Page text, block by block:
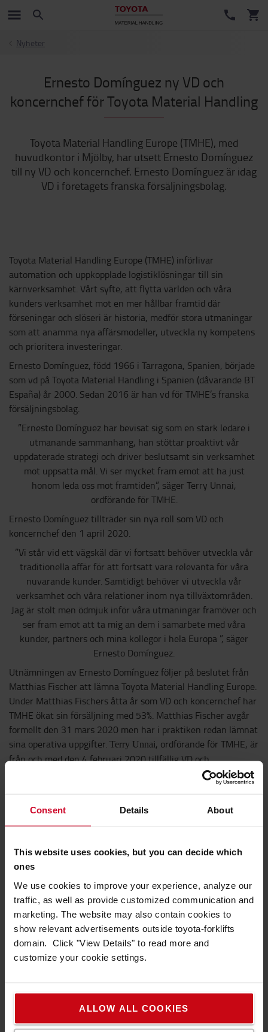
Consent Details About
This website uses cookies, but you can decide which
ones
We use cookies to improve your experience, analyze our
traffic, as well as provide customized communication and
marketing. The website may also contain cookies to
show relevant advertisements outside toyota-forklifts
domain. Click "View Details" to read more and
customize your cookie settings.
ALLOW ALL COOKIES
Nyheter
Ernesto Domínguez ny VD och
koncernchef för Toyota Material Handling
Toyota Material Handling Europe (TMHE), med
huvudkontor i Mjölby, har utsett Ernesto Domínguez
till ny VD och koncernchef. Ernesto Domínguez är idag
VD i företagets franska försäljningsbolag.
Toyota Material Handling Europe (TMHE) införlivar
automation och uppkopplade logistiklösningar till sin
kärnverksamhet. Vårt syfte, att flytta världen och våra
kunders verksamhet mot en mer hållbar framtid där
förseningar och slöseri är historia, medför stora utmaningar
som att anamma nya affärsmodeller, utveckla ny kompetens
och prioritera investeringar.
Ernesto Domínguez, född 1966 i Tarragona, Spanien, började
som vd på Toyota Material Handling i Spanien (dåvarande BT
España) år 2000. Sedan 2016 är han vd för TMHE’s franska
försäljningsbolag.
”Ernesto Domínguez har bevisat sig som en stark ledare i
utmanande sammanhang, han stöttar proaktivt vår
uppdaterade strategi och driver beslutsamt sin verksamhet
mot uppsatta mål. Vi ser mycket fram emot att ha just
honom leda oss mot framtiden”, säger Terry Unnai,
ordförande för TMHE.
Ernesto Domínguez tillträder sin nya roll som VD och
koncernchef den 1 april 2020.
”Vi står vid ett vägskäl där vi fortsatt behöver utveckla vår
traditionella affär för att fortsatt vara relevanta för våra
nuvarande kunder. Samtidigt behöver vi utveckla vår
verksamhet och våra relationer inom nya tillväxtområden.
Jag är stolt men ödmjuk inför våra utmaningar framöver och
ser fram emot att ta mig an dem i samarbete med våra
kunder, partners och mina kollegor i hela Europa ”, säger
Ernesto Domínguez.
Utnämningen av Ernesto Domínguez följer på beslutet från
Matthias Fischer att lämna Toyota Material Handling Europe.
Under Matthias Fischers åtta år som VD och koncernchef har
TMHE ökat sin försäljning med 53%. Matthias Fischer avgår
formellt den 31 mars 2020 men har i praktiken redan lämnat
sina operativa uppgifter. Terry Unnai, ordförande för TMHE, är
från och med den 4 februari 2020 tillfällig VD och
koncernchef och hanterar administrativa uppgifter.
Toyota Material Handling Europe
Toyota Material Handling Europe (TMHE) är den europeiska
Group, som är en del av Toyota Industries Corporation –
världens ledande leverantör inom materialhantering. TMHE
hjälper företag i alla storlekar, i över 30 europeiska länder,
med ett komplett sortiment av Toyotas motviktstruckar, BTs
lagertruckar, lagerutrustning/tjänster samt lösningar och
innovationer med mervärde. Över 95 % avtruckarna
tillverkas vid våra europeiska fabriker i Sverige, Frankrike
och Italien – alla enligt TPS (Toyota Production System